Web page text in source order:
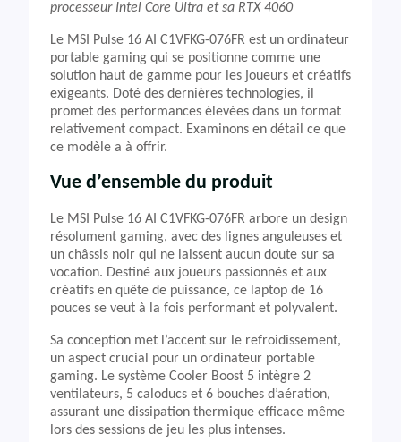
processeur Intel Core Ultra et sa RTX 4060
Le MSI Pulse 16 AI C1VFKG-076FR est un ordinateur
portable gaming qui se positionne comme une
solution haut de gamme pour les joueurs et créatifs
exigeants. Doté des dernières technologies, il
promet des performances élevées dans un format
relativement compact. Examinons en détail ce que
ce modèle a à offrir.
Vue d’ensemble du produit
Le MSI Pulse 16 AI C1VFKG-076FR arbore un design
résolument gaming, avec des lignes anguleuses et
un châssis noir qui ne laissent aucun doute sur sa
vocation. Destiné aux joueurs passionnés et aux
créatifs en quête de puissance, ce laptop de 16
pouces se veut à la fois performant et polyvalent.
Sa conception met l’accent sur le refroidissement,
un aspect crucial pour un ordinateur portable
gaming. Le système Cooler Boost 5 intègre 2
ventilateurs, 5 caloducs et 6 bouches d’aération,
assurant une dissipation thermique efficace même
lors des sessions de jeu les plus intenses.